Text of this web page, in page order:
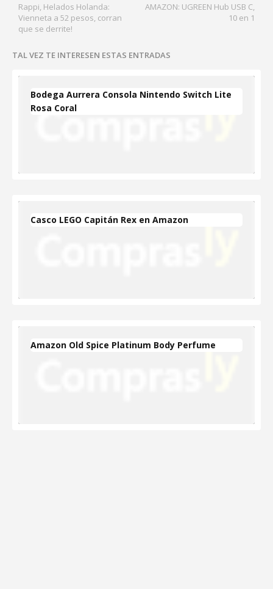
AMAZON: UGREEN Hub USB C,
10 en 1
Rappi, Helados Holanda:
Vienneta a 52 pesos, corran
que se derrite!
TAL VEZ TE INTERESEN ESTAS ENTRADAS
Bodega Aurrera Consola Nintendo Switch Lite
Rosa Coral
Casco LEGO Capitán Rex en Amazon
Amazon Old Spice Platinum Body Perfume